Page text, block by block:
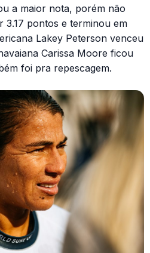
a maior nota, porém não
3.17 pontos e terminou em
Lakey Peterson venceu
Carissa Moore ficou
foi pra repescagem.